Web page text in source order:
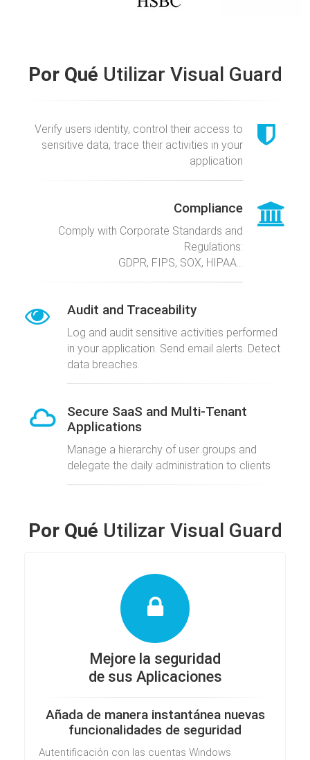
Por Qué Utilizar Visual Guard
Verify users identity, control their access to
sensitive data, trace their activities in your
application
Compliance
Comply with Corporate Standards and
Regulations:
GDPR, FIPS, SOX, HIPAA...
Audit and Traceability
Log and audit sensitive activities performed
in your application. Send email alerts. Detect
data breaches.
Secure SaaS and Multi-Tenant
Applications
Manage a hierarchy of user groups and
delegate the daily administration to clients
Por Qué Utilizar Visual Guard
Mejore la seguridad
de sus Aplicaciones
Añada de manera instantánea nuevas
funcionalidades de seguridad
Autentificación con las cuentas Windows